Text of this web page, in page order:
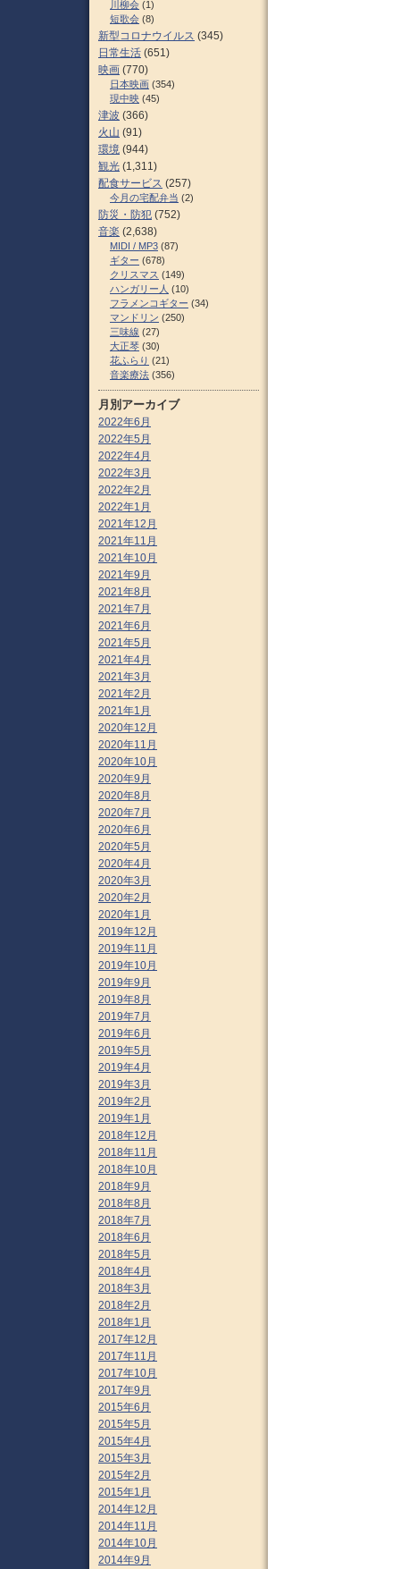
川柳会 (1)
短歌会 (8)
新型コロナウイルス (345)
日常生活 (651)
映画 (770)
日本映画 (354)
現中映 (45)
津波 (366)
火山 (91)
環境 (944)
観光 (1,311)
配食サービス (257)
今月の宅配弁当 (2)
防災・防犯 (752)
音楽 (2,638)
MIDI / MP3 (87)
ギター (678)
クリスマス (149)
ハンガリー人 (10)
フラメンコギター (34)
マンドリン (250)
三味線 (27)
大正琴 (30)
花ふらり (21)
音楽療法 (356)
月別アーカイブ
2022年6月
2022年5月
2022年4月
2022年3月
2022年2月
2022年1月
2021年12月
2021年11月
2021年10月
2021年9月
2021年8月
2021年7月
2021年6月
2021年5月
2021年4月
2021年3月
2021年2月
2021年1月
2020年12月
2020年11月
2020年10月
2020年9月
2020年8月
2020年7月
2020年6月
2020年5月
2020年4月
2020年3月
2020年2月
2020年1月
2019年12月
2019年11月
2019年10月
2019年9月
2019年8月
2019年7月
2019年6月
2019年5月
2019年4月
2019年3月
2019年2月
2019年1月
2018年12月
2018年11月
2018年10月
2018年9月
2018年8月
2018年7月
2018年6月
2018年5月
2018年4月
2018年3月
2018年2月
2018年1月
2017年12月
2017年11月
2017年10月
2017年9月
2015年6月
2015年5月
2015年4月
2015年3月
2015年2月
2015年1月
2014年12月
2014年11月
2014年10月
2014年9月